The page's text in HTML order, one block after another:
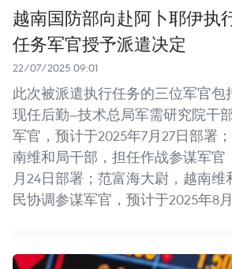
越南国防部向赴阿卜耶伊执
任务军官授予派遣决定
22/07/2025 09:01
此次被派遣执行任务的三位军官包
现任后勤—技术总局军需研究院干
军官，预计于2025年7月27日部署
南维和局干部，担任作战参谋军官
月24日部署；范富海大尉，越南
民协调参谋军官，预计于2025年8月